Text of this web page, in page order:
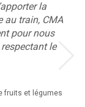
a été
supérieure en
des agrumes